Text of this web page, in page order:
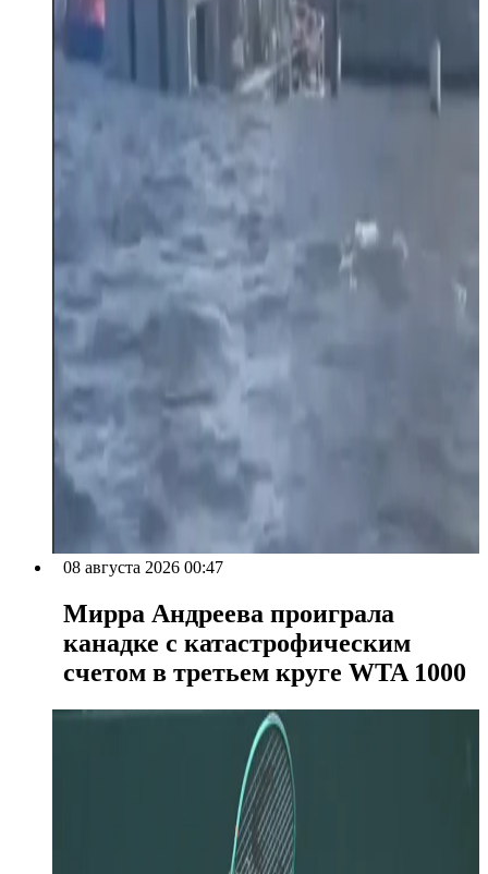
08 августа 2026 00:47
Мирра Андреева проиграла
канадке с катастрофическим
счетом в третьем круге WTA 1000